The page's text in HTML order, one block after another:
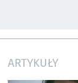
ARTYKUŁY